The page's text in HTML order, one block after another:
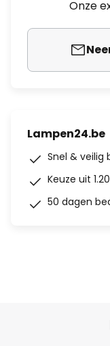
Onze
Lampen24.be
Snel & veilig
Keuze uit
50 dagen